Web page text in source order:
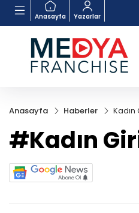
Anasayfa Yazarlar
Anasayfa Haberler Kadın
#Kadın